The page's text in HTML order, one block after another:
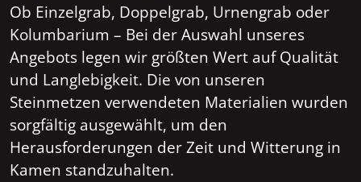
Ob Einzelgrab, Doppelgrab, Urnengrab oder
Kolumbarium – Bei der Auswahl unseres
Angebots legen wir größten Wert auf Qualität
und Langlebigkeit. Die von unseren
Steinmetzen verwendeten Materialien wurden
sorgfältig ausgewählt, um den
Herausforderungen der Zeit und Witterung in
Kamen standzuhalten.